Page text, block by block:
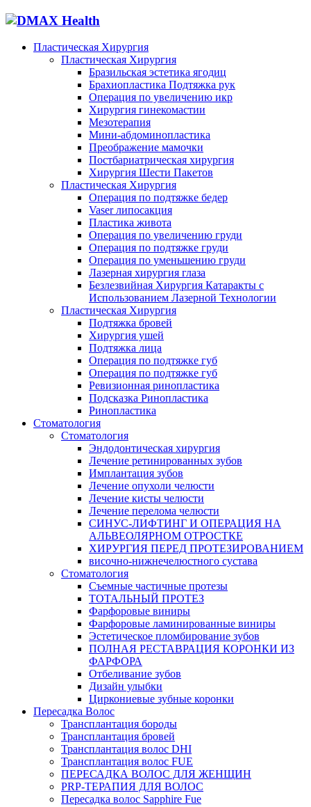
Пластическая Хирургия
Пластическая Хирургия
Бразильская эстетика ягодиц
Брахиопластика Подтяжка рук
Операция по увеличению икр
Хирургия гинекомастии
Мезотерапия
Мини-абдоминопластика
Преображение мамочки
Постбариатрическая хирургия
Хирургия Шести Пакетов
Пластическая Хирургия
Операция по подтяжке бедер
Vaser липосакция
Пластика живота
Операция по увеличению груди
Операция по подтяжке груди
Операция по уменьшению груди
Лазерная хирургия глаза
Безлезвийная Хирургия Катаракты с
Использованием Лазерной Технологии
Пластическая Хирургия
Подтяжка бровей
Хирургия ушей
Подтяжка лица
Операция по подтяжке губ
Операция по подтяжке губ
Ревизионная ринопластика
Подсказка Ринопластика
Ринопластика
Стоматология
Стоматология
Эндодонтическая хирургия
Лечение ретинированных зубов
Имплантация зубов
Лечение опухоли челюсти
Лечение кисты челюсти
Лечение перелома челюсти
СИНУС-ЛИФТИНГ И ОПЕРАЦИЯ НА
АЛЬВЕОЛЯРНОМ ОТРОСТКЕ
ХИРУРГИЯ ПЕРЕД ПРОТЕЗИРОВАНИЕМ
височно-нижнечелюстного сустава
Стоматология
Съемные частичные протезы
ТОТАЛЬНЫЙ ПРОТЕЗ
Фарфоровые виниры
Фарфоровые ламинированные виниры
Эстетическое пломбирование зубов
ПОЛНАЯ РЕСТАВРАЦИЯ КОРОНКИ ИЗ
ФАРФОРА
Отбеливание зубов
Дизайн улыбки
Циркониевые зубные коронки
Пересадка Волос
Трансплантация бороды
Трансплантация бровей
Трансплантация волос DHI
Трансплантация волос FUE
ПЕРЕСАДКА ВОЛОС ДЛЯ ЖЕНЩИН
PRP-ТЕРАПИЯ ДЛЯ ВОЛОС
Пересадка волос Sapphire Fue